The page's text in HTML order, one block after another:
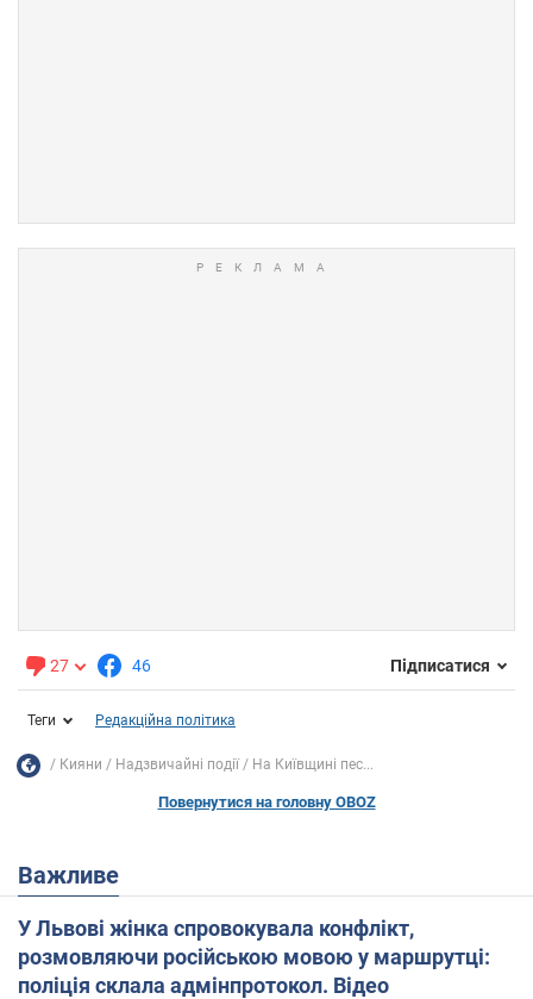
27 46 Підписатися
Теги Редакційна політика
Кияни Надзвичайні події На Київщині пес...
Повернутися на головну OBOZ
Важливе
У Львові жінка спровокувала конфлікт,
розмовляючи російською мовою у маршрутці:
поліція склала адмінпротокол. Відео